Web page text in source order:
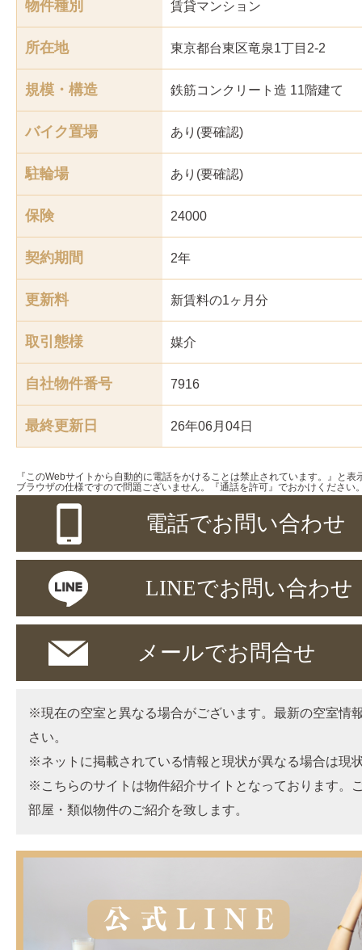
物件種別 賃貸マンション
所在地 東京都台東区竜泉1丁目2-2
規模・構造 鉄筋コンクリート造 11階建て
バイク置場 あり(要確認)
駐輪場 あり(要確認)
保険 24000
契約期間 2年
更新料 新賃料の1ヶ月分
取引態様 媒介
自社物件番号 7916
最終更新日 26年06月04日
『このWebサイトから自動的に電話をかけることは禁止されています。』と
ブラウザの仕様ですので問題ございません。『通話を許可』でおかけください
電話でお問い合わせ
LINEでお問い合わせ
メールでお問合せ
※現在の空室と異なる場合がございます。最新の空室情
さい。
※ネットに掲載されている情報と現状が異なる場合は現
※こちらのサイトは物件紹介サイトとなっております。
部屋・類似物件のご紹介を致します。